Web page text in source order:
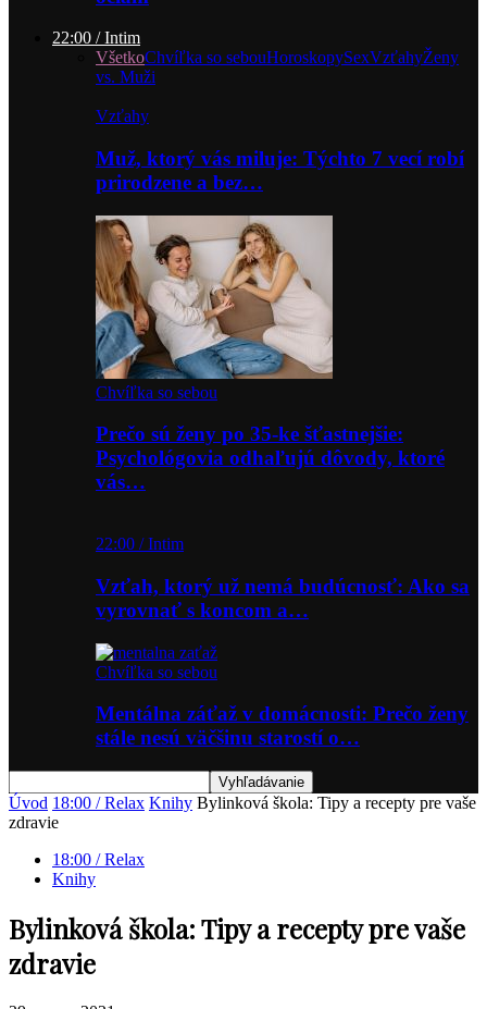
22:00 / Intim
VšetkoChvíľka so sebouHoroskopySexVzťahyŽeny
vs. Muži
Vzťahy
Muž, ktorý vás miluje: Týchto 7 vecí robí
prirodzene a bez…
Chvíľka so sebou
Prečo sú ženy po 35-ke šťastnejšie:
Psychológovia odhaľujú dôvody, ktoré
vás…
22:00 / Intim
Vzťah, ktorý už nemá budúcnosť: Ako sa
vyrovnať s koncom a…
Chvíľka so sebou
Mentálna záťaž v domácnosti: Prečo ženy
stále nesú väčšinu starostí o…
Úvod 18:00 / Relax Knihy Bylinková škola: Tipy a recepty pre vaše
zdravie
18:00 / Relax
Knihy
Bylinková škola: Tipy a recepty pre vaše
zdravie